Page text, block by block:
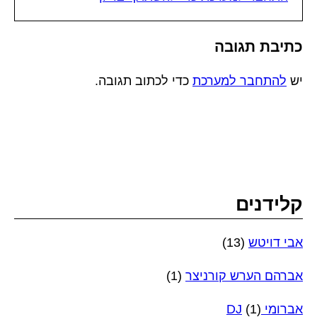
כתיבת תגובה
יש להתחבר למערכת כדי לכתוב תגובה.
קלידנים
אבי דויטש (13)
אברהם הערש קורניצר (1)
אברומי DJ (1)